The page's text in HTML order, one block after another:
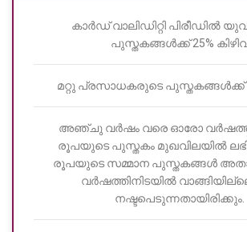
കാർഡ് വാലിഡിറ്റി പിരീഡിൽ
പുസ്തകങ്ങൾക്ക് 25%
മറ്റു പ്രസാധകരുടെ പുസ്തകങ്ങൾക്ക്
അഞ്ചു വർഷം വരെ ഓരോ
രൂപയുടെ പുസ്തകം മുഖവിലയിൽ
രൂപയുടെ സമ്മാന പുസ്തകങ്ങൾ
വർഷത്തിനിടയിൽ
നഷ്ടപെടുന്നതായിരിക്കും.